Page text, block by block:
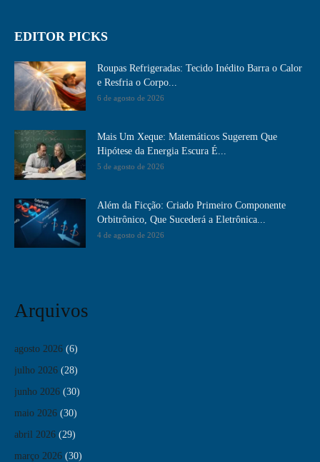
EDITOR PICKS
Roupas Refrigeradas: Tecido Inédito Barra o Calor
e Resfria o Corpo...
6 de agosto de 2026
Mais Um Xeque: Matemáticos Sugerem Que
Hipótese da Energia Escura É...
5 de agosto de 2026
Além da Ficção: Criado Primeiro Componente
Orbitrônico, Que Sucederá a Eletrônica...
4 de agosto de 2026
Arquivos
agosto 2026 (6)
julho 2026 (28)
junho 2026 (30)
maio 2026 (30)
abril 2026 (29)
março 2026 (30)